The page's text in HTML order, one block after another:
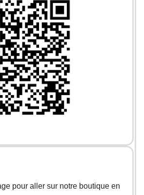
pour aller sur notre boutique en